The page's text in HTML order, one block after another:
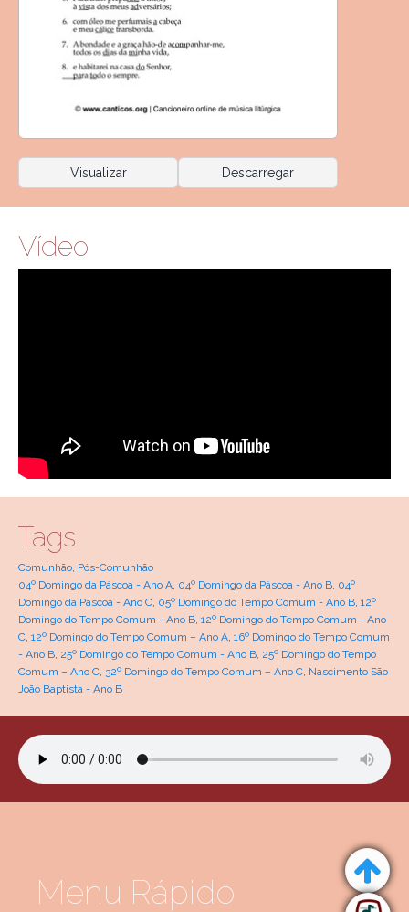
Visualizar Descarregar
Vídeo
Tags
Comunhão Pós-Comunhão
04º Domingo da Páscoa - Ano A 04º Domingo da Páscoa - Ano B 04º
Domingo da Páscoa - Ano C 05º Domingo do Tempo Comum - Ano B 12º
Domingo do Tempo Comum - Ano B 12º Domingo do Tempo Comum - Ano
C 12º Domingo do Tempo Comum – Ano A 16º Domingo do Tempo Comum
- Ano B 25º Domingo do Tempo Comum - Ano B 25º Domingo do Tempo
Comum – Ano C 32º Domingo do Tempo Comum – Ano C Nascimento São
João Baptista - Ano B
Menu Rápido